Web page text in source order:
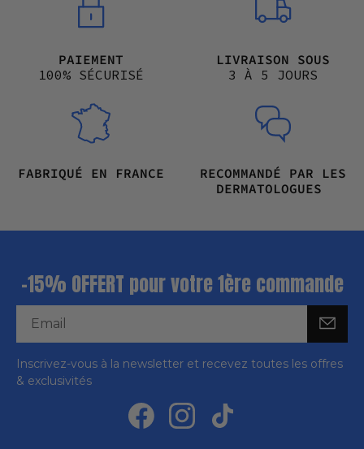
PAIEMENT
100% SÉCURISÉ
LIVRAISON SOUS
3 À 5 JOURS
FABRIQUÉ EN FRANCE
RECOMMANDÉ PAR LES
DERMATOLOGUES
-15% OFFERT pour votre 1ère commande
Inscrivez-vous à la newsletter et recevez toutes les offres
& exclusivités